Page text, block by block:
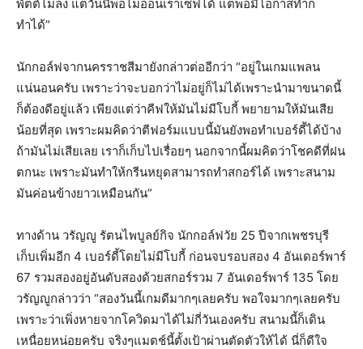
พัตต์ไม่ลง แต่วันนี้พอไม่ออนเราเซฟได้ แต่พอมีโอกาสทำก็
ทำได้”
นักกอล์ฟจากนครราชสีมายังกล่าวต่ออีกว่า “อยู่ในเกมแพลน
แน่นอนครับ เพราะว่าจะบอกว่าไม่อยู่ก็ไม่ได้เพราะนำมาขนาดนี้
ก็ต้องดีอยู่แล้ว เพียงแต่ว่าคีฟให้มันไม่มีโบกี้ พยายามให้มันเสีย
น้อยที่สุด เพราะผมคิดว่าตีฟอร์มแบบนี้มันยังพอทำเบอร์ดี้ได้บ้าง
ถ้ามันไม่เสียเลย เราก็เก็บไปเรื่อยๆ นอกจากนี้ผมคิดว่าโชคดีที่ฝน
ตกนะ เพราะมันทำให้กรีนหยุดสามารถทำสกอร์ได้ เพราะสนาม
มันค่อนข้างยาวเหมือนกัน”
ทางด้าน วรัญญู รัตนไพบูลย์กิจ นักกอล์ฟวัย 25 ปีจากเพชรบุรี
เก็บเพิ่มอีก 4 เบอร์ดี้โดยไม่มีโบกี้ ก่อนจบรอบสอง 4 อันเดอร์พาร์
67 รวมสองอยู่อันดับสองด้วยสกอร์รวม 7 อันเดอร์พาร์ 135 โดย
วรัญญูกล่าวว่า “สองวันนี้เกมดีมากๆเลยครับ พอใจมากๆเลยครับ
เพราะว่าเพิ่งหายจากโควิดมาได้ไม่กี่วันเองครับ สนามนี้ก็เดิน
เหนื่อยหน่อยครับ จริงๆแมตช์นี้ตั้งเป้าผ่านตัดตัวให้ได้ นี่ก็ดีใจ